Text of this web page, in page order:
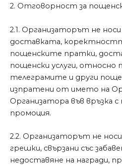
2. Отговорност за
2.1. Организаторът не
доставката,
пощенските пратки,
пощенски услуги, относно
телеграмите и други
изпратени от името на
Организатора във връзка
промоция.
2.2. Организаторът не
грешки, свързани със
недоставяне на награди,